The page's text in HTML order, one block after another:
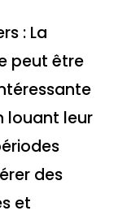
: La
peut être
louant leur
des
et